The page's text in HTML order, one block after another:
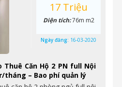
Thuê Căn Hộ 2 PN full Nội
tháng – Bao phí quản lý
17 Triệu
Diện tích:76m m2
Ngày đăng: 16-03-2020